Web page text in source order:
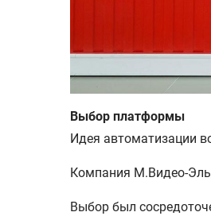
Выбор платформы
Идея автоматизации
Компания М.Видео-
Выбор был